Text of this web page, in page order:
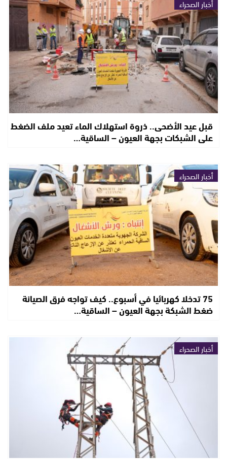
أخبار الصحراء
قبل عيد الأضحى.. ذروة استهلاك الماء تعيد ملف الضغط
على الشبكات بجهة العيون – الساقية…
أخبار الصحراء
75 تدخلا كهربائيا في أسبوع.. كيف تواجه فرق الصيانة
ضغط الشبكة بجهة العيون – الساقية…
أخبار الصحراء